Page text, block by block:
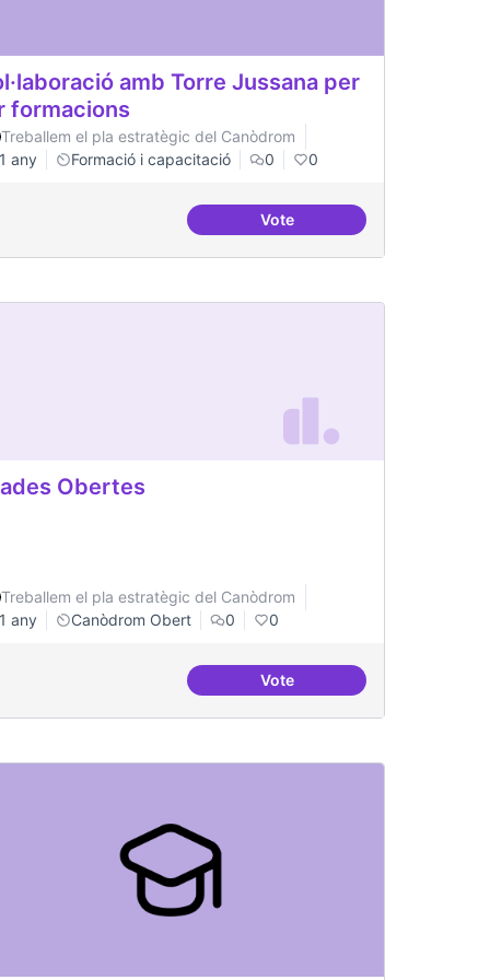
de formació del Canòdrom
amb Torre Jussana per
formacions
Treballem el pla estratègic del Canòdrom
1 any
Formació i capacitació 0 0
VoteCol·laboració amb Torre
a tots nivells que sigui referent
Obertes
Treballem el pla estratègic del Canòdrom
1 any
Canòdrom Obert 0 0
VoteGrades Obertes